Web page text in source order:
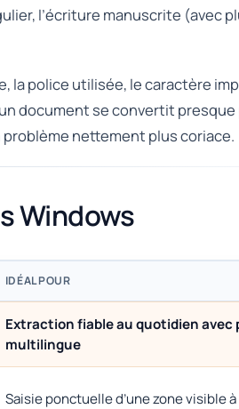
l’écriture manuscrite (avec
la police utilisée, le caractère
document se convertit
problème nettement plus coriace.
Windows
IDÉAL POUR
Extraction fiable au quotidien avec
multilingue
Saisie ponctuelle d’une zone visible à